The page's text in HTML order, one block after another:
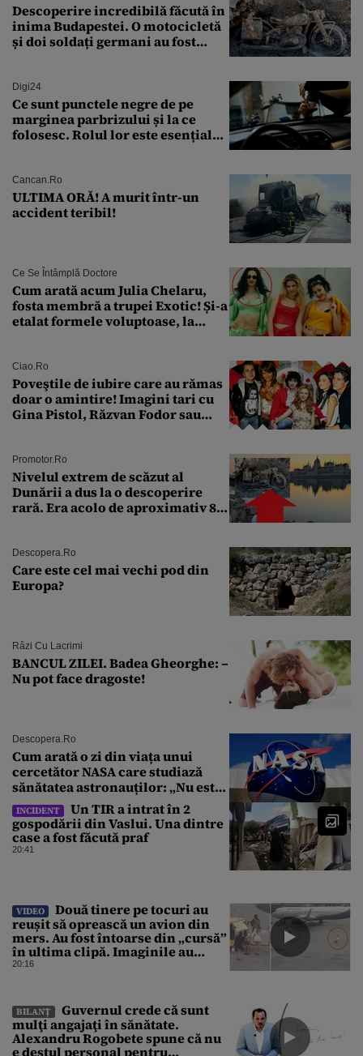
Descoperire incredibilă făcută în
inima Budapestei. O motocicletă
și doi soldați germani au fost
Digi24
Ce sunt punctele negre de pe
marginea parbrizului și la ce
folosesc. Rolul lor este esențial
Cancan.ro
ULTIMA ORĂ! A murit într-un
accident teribil!
Ce Se Întâmplă Doctore
Cum arată acum Julia Chelaru,
fosta membră a trupei Exotic! Și-a
etalat formele voluptoase, la
Ciao.ro
Poveştile de iubire care au rămas
doar o amintire! Imagini tari cu
Gina Pistol, Răzvan Fodor sau
Promotor.ro
Nivelul extrem de scăzut al
Dunării a dus la o descoperire
rară. Era acolo de aproximativ 80
Descopera.ro
Care este cel mai vechi pod din
Europa?
Râzi Cu Lacrimi
BANCUL ZILEI. Badea Gheorghe: –
Nu pot face dragoste!
Descopera.ro
Cum arată o zi din viața unui
cercetător NASA care studiază
sănătatea astronauților: „Nu este
o știință complicată”
INCIDENT
Un TIR a intrat în 2
gospodării din Vaslui. Una dintre
case a fost făcută praf
20:41
VIDEO
Două tinere pe tocuri au
reușit să oprească un avion din
mers. Au fost întoarse din „cursă”
în ultima clipă. Imaginile au
devenit virale
20:16
BILANȚ
Guvernul crede că sunt
mulţi angajaţi în sănătate.
Alexandru Rogobete spune că nu
e destul personal pentru